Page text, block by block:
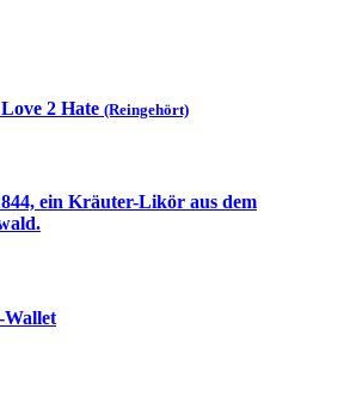
2 Hate (Reingehört)
ein Kräuter-Likör aus dem